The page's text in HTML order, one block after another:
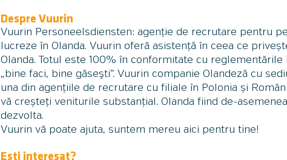
Despre Vuurin
Vuurin Personeelsdiensten: agenție de recrutare pentru
lucreze în Olanda. Vuurin oferă asistență în ceea ce
Olanda. Totul este 100% în conformitate cu
„bine faci, bine găseşti”. Vuurin companie Olandeză cu
una din agențiile de recrutare cu filiale în Polonia și
vă creșteți veniturile substanțial. Olanda fiind de-
dezvolta.
Vuurin vă poate ajuta, suntem mereu aici pentru tine!
Ești interesat?